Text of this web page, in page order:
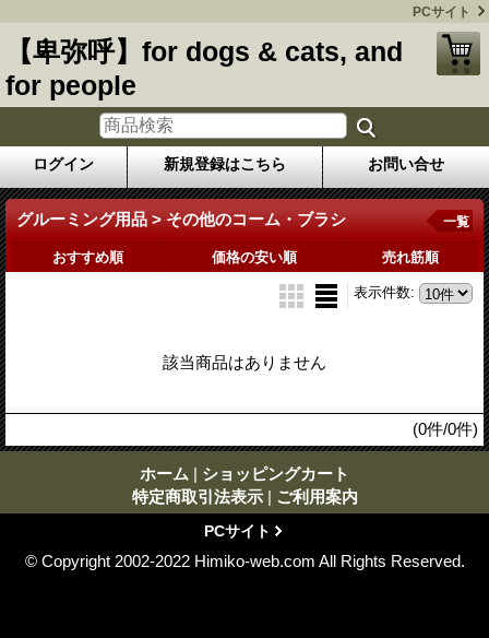
PCサイト
【卑弥呼】for dogs & cats, and
for people
ログイン 新規登録はこちら お問い合せ
グルーミング用品 > その他のコーム・ブラシ 一覧
おすすめ順 価格の安い順 売れ筋順
表示件数:
該当商品はありません
(0件/0件)
ホーム | ショッピングカート
特定商取引法表示 | ご利用案内
PCサイト
© Copyright 2002-2022 Himiko-web.com All Rights Reserved.